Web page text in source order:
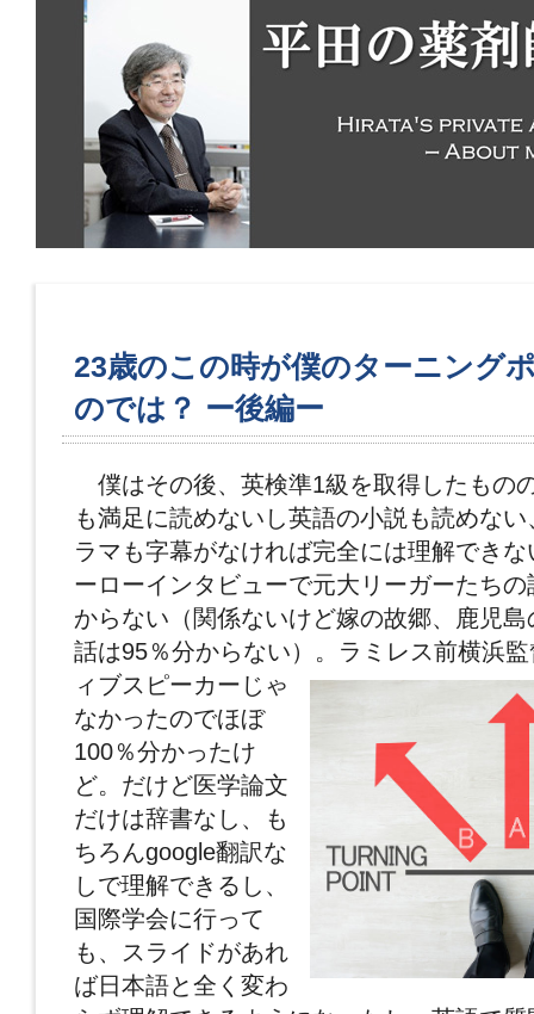
23歳のこの時が僕のターニング
のでは？ ー後編ー
僕はその後、英検準1級を取得したもの
も満足に読めないし英語の小説も読めな
ラマも字幕がなければ完全には理解でき
ーローインタビューで元大リーガーたち
からない（関係ないけど嫁の故郷、鹿児
話は95％分からない）。
ラミレス前横浜
ィブスピーカーじゃ
なかったのでほぼ
100％分かったけ
ど。だけど医学論文
だけは辞書なし、も
ちろんgoogle翻訳な
しで理解できるし、
国際学会に行って
も、スライドがあれ
ば日本語と全く変わ